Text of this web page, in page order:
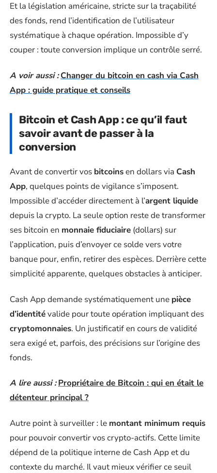
Et la législation américaine, stricte sur la traçabilité
des fonds, rend l’identification de l’utilisateur
systématique à chaque opération. Impossible d’y
couper : toute conversion implique un contrôle serré.
A voir aussi : Changer du bitcoin en cash via Cash
App : guide pratique et conseils
Bitcoin et Cash App : ce qu’il faut
savoir avant de passer à la
conversion
Avant de convertir vos bitcoinsen dollars via Cash
App, quelques points de vigilance s’imposent.
Impossible d’accéder directement à l’argent liquide
depuis la crypto. La seule option reste de transformer
ses bitcoin en monnaie fiduciaire (dollars) sur
l’application, puis d’envoyer ce solde vers votre
banque pour, enfin, retirer des espèces. Derrière cette
simplicité apparente, quelques obstacles à anticiper.
Cash App demande systématiquement une pièce
d’identitévalide pour toute opération impliquant des
cryptomonnaies. Un justificatif en cours de validité
sera exigé et, parfois, des précisions sur l’origine des
fonds.
A lire aussi : Propriétaire de Bitcoin : qui en était le
détenteur principal ?
Autre point à surveiller : le montant minimum requis
pour pouvoir convertir vos crypto-actifs. Cette limite
dépend de la politique interne de Cash App et du
contexte du marché. Il vaut mieux vérifier ce seuil